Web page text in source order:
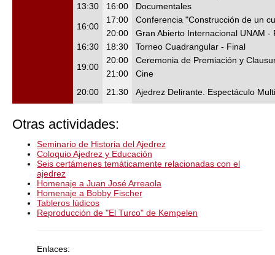
13:30
16:00 Documentales
16:00
17:00
Conferencia "Construcción de un
20:00
Gran Abierto Internacional UNAM -
16:30
18:30 Torneo Cuadrangular - Final
19:00
20:00
Ceremonia de Premiación y
21:00
Cine
20:00
21:30 Ajedrez Delirante. Espectáculo
Otras actividades:
Seminario de Historia del Ajedrez
Coloquio Ajedrez y Educación
Seis certámenes temáticamente relacionadas con el
ajedrez
Homenaje a Juan José Arreaola
Homenaje a Bobby Fischer
Tableros lúdicos
Reproducción de "El Turco" de Kempelen
Enlaces: